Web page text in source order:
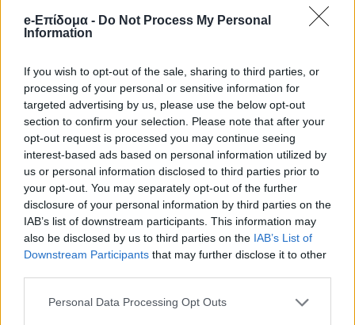
e-Επίδομα - Do Not Process My Personal
Information
If you wish to opt-out of the sale, sharing to third parties, or
processing of your personal or sensitive information for
targeted advertising by us, please use the below opt-out
section to confirm your selection. Please note that after your
opt-out request is processed you may continue seeing
interest-based ads based on personal information utilized by
us or personal information disclosed to third parties prior to
your opt-out. You may separately opt-out of the further
disclosure of your personal information by third parties on the
IAB’s list of downstream participants. This information may
also be disclosed by us to third parties on the IAB’s List of
Downstream Participants that may further disclose it to other
Personal Data Processing Opt Outs
του είναι ότι δεν είχε καταγραφεί ούτε για
την πιο απλή παράβαση, όπως μια κλήση
γεγονός καταρρίπτει οποιοδήποτε σενάριο
περί εμπλοκής του νεαρού σε εγκληματικές
δραστηριότητες και αναδεικνύει την αδικία
της απώλειας ενός νέου ανθρώπου που
βρέθηκε στο επίκεντρο ενός εγκλήματος
πάθους.